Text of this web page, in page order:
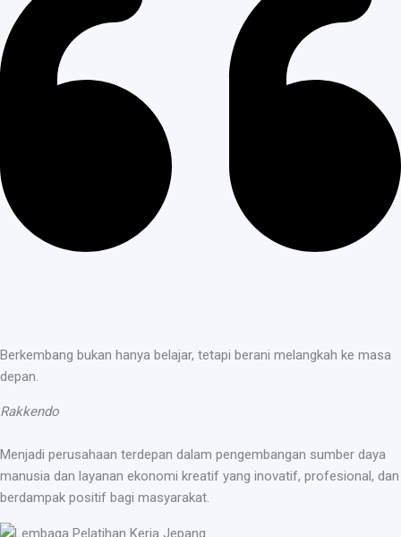
Berkembang bukan hanya belajar, tetapi berani melangkah ke masa
depan.
Rakkendo
Menjadi perusahaan terdepan dalam pengembangan sumber daya
manusia dan layanan ekonomi kreatif yang inovatif, profesional, dan
berdampak positif bagi masyarakat.